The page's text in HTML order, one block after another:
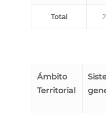
Total
Ámbito
Territorial